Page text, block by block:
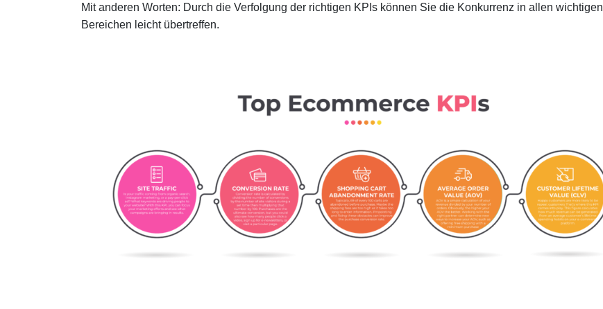
Mit anderen Worten: Durch die Verfolgung der richtigen KPIs können Sie die Konkurrenz in allen wichtigen
Bereichen leicht übertreffen.